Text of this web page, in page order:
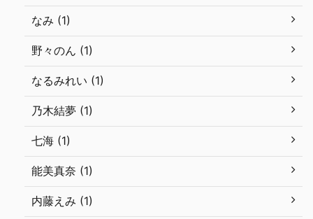
なみ (1)
野々のん (1)
なるみれい (1)
乃木結夢 (1)
七海 (1)
能美真奈 (1)
内藤えみ (1)